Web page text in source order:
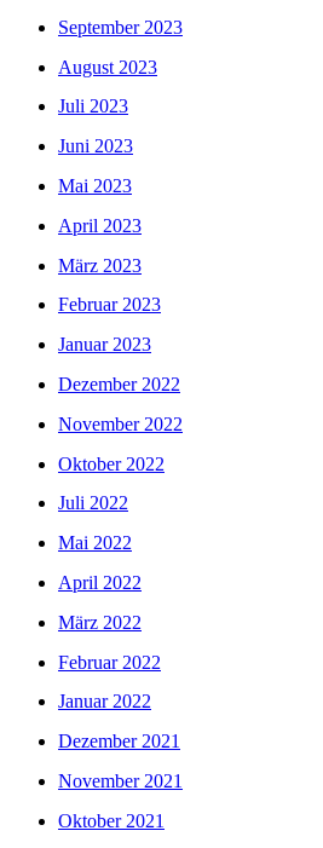
September 2023
August 2023
Juli 2023
Juni 2023
Mai 2023
April 2023
März 2023
Februar 2023
Januar 2023
Dezember 2022
November 2022
Oktober 2022
Juli 2022
Mai 2022
April 2022
März 2022
Februar 2022
Januar 2022
Dezember 2021
November 2021
Oktober 2021